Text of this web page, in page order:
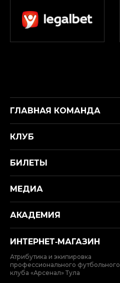
ГЛАВНАЯ КОМАНДА
КЛУБ
БИЛЕТЫ
МЕДИА
АКАДЕМИЯ
ИНТЕРНЕТ‑МАГАЗИН
Атрибутика и экипировка
профессионального футбольного
клуба «Арсенал» Тула